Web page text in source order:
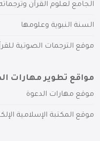
الجامع لعلوم القرآن
السنة النبوية وعلومها
موقع الترجمات الصوتية
مواقع تطوير مهارات
موقع مهارات الدعوة
موقع المكتبة الإسلامية